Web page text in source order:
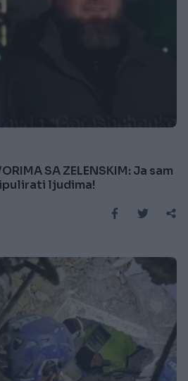
SA ZELENSKIM: Ja sam
ljudima!